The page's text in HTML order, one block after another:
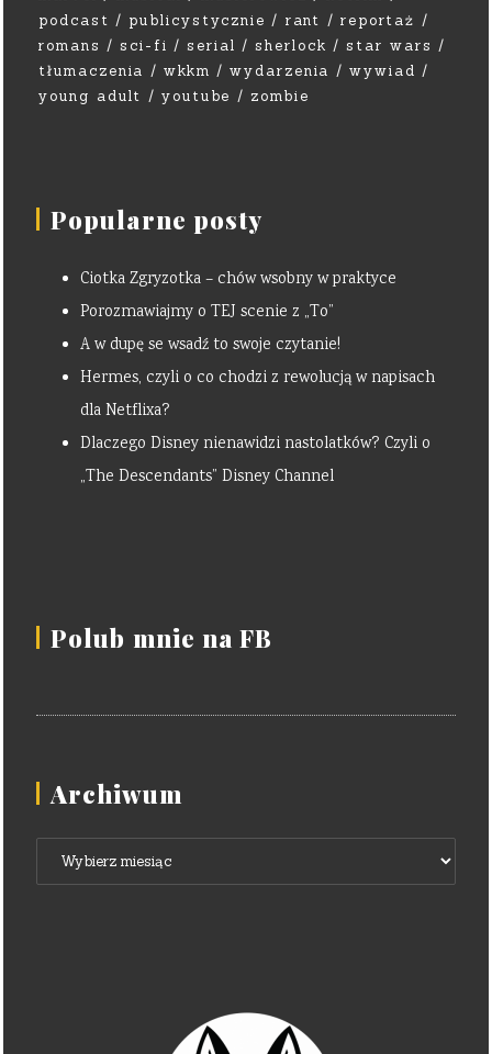
podcast
publicystycznie rant
reportaż
romans
sci-fi serial sherlock
star wars
tłumaczenia
wkkm wydarzenia
wywiad
young adult
youtube zombie
Popularne posty
Ciotka Zgryzotka – chów wsobny w praktyce
Porozmawiajmy o TEJ scenie z „To”
A w dupę se wsadź to swoje czytanie!
Hermes, czyli o co chodzi z rewolucją w napisach
dla Netflixa?
Dlaczego Disney nienawidzi nastolatków? Czyli o
„The Descendants” Disney Channel
Polub mnie na FB
Archiwum
Archiwum